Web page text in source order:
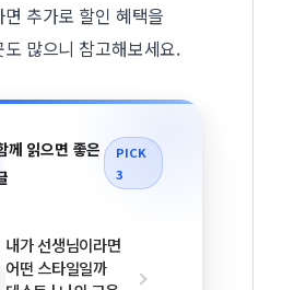
추가로 할인 혜택을
많으니 참고해보세요.
께 읽으면 좋은
PICK
3
내가 선생님이라면
어떤 스타일일까